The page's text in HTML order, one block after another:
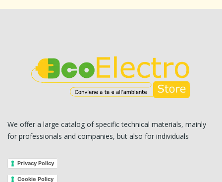
We offer a large catalog of specific technical materials, mainly
for professionals and companies, but also for individuals
Privacy Policy
Cookie Policy